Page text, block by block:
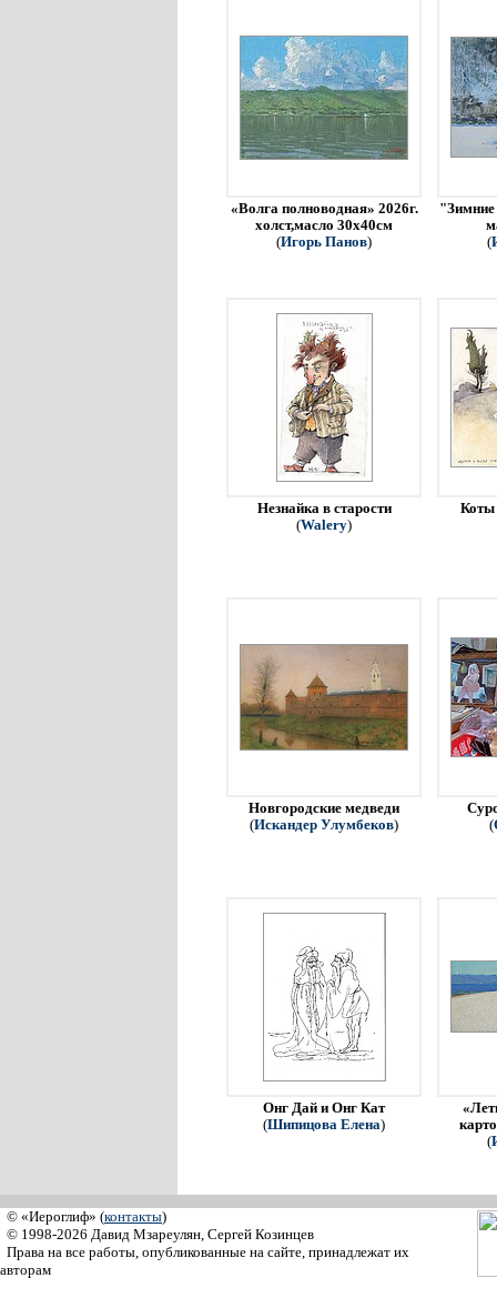
«Волга полноводная» 2026г.
холст,масло 30х40см
(Игорь Панов)
"Зимние
(
Незнайка в старости
(Walery)
Коты
Новгородские медведи
(Искандер Улумбеков)
(
Онг Дай и Онг Кат
(Шипицова Елена)
(
© «Иероглиф» (контакты)
© 1998-2026 Давид Мзареулян, Сергей Козинцев
Права на все работы, опубликованные на сайте, принадлежат их
авторам